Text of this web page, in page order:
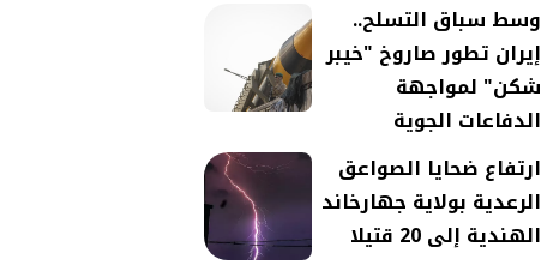
وسط سباق التسلح..
إيران تطور صاروخ "خيبر
شكن" لمواجهة
الدفاعات الجوية
ارتفاع ضحايا الصواعق
الرعدية بولاية جهارخاند
الهندية إلى 20 قتيلا